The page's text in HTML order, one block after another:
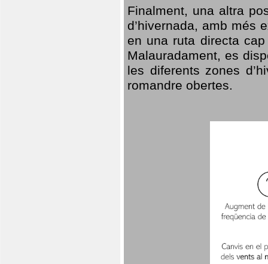
Finalment, una altra
d’hivernada, amb més
en una ruta directa
Malauradament, es
les diferents zones
romandre obertes.